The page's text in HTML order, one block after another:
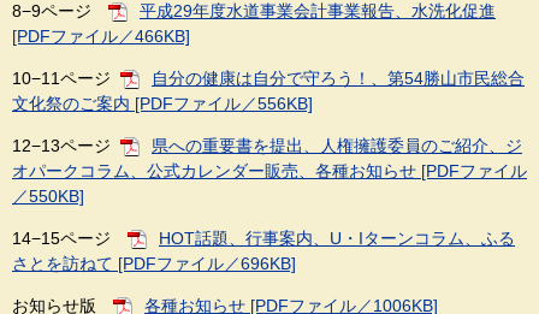
8−9ページ
平成29年度水道事業会計事業報告、水洗化促進
[PDFファイル／466KB]
10−11ページ
自分の健康は自分で守ろう！、第54勝山市民総合
文化祭のご案内 [PDFファイル／556KB]
12−13ページ
県への重要書を提出、人権擁護委員のご紹介、ジ
オパークコラム、公式カレンダー販売、各種お知らせ [PDFファイル
／550KB]
14−15ページ
HOT話題、行事案内、U・Iターンコラム、ふる
さとを訪ねて [PDFファイル／696KB]
お知らせ版 各種お知らせ [PDFファイル／1006KB]